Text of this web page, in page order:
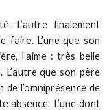
L’autre finalement
faire. L’une que son
l’aime : très belle
que son père
l’omniprésence de
absence. L’une dont